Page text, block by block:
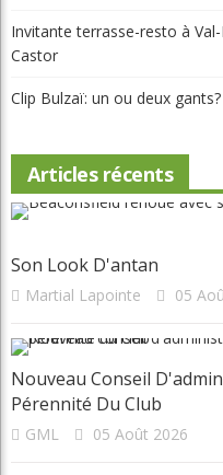
Invitante terrasse-resto à
Castor
Clip Bulzaï: un ou deux gants?
Articles récents
Son Look D'antan
Martial Lapointe 05
Nouveau Conseil
Pérennité Du Club
GML 05 Août 2026